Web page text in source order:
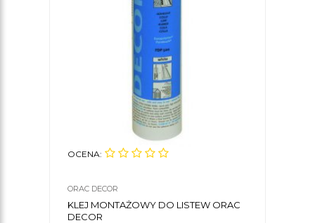
OCENA:
ORAC DECOR
KLEJ MONTAŻOWY DO LISTEW ORAC
DECOR